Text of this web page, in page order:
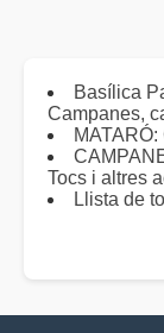
Basílica
Campanes,
Tocs i altres
Llista de